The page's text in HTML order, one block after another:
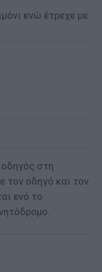
στη
οδηγό και τον
ενό το